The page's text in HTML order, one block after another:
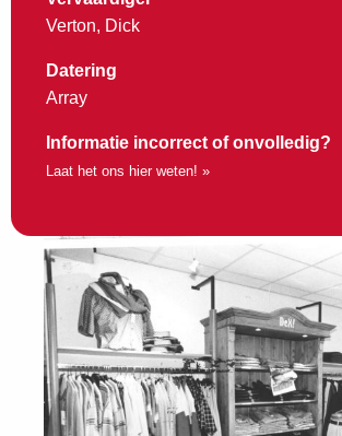
Verton, Dick
Datering
Array
Informatie incorrect of onvolledig?
Laat het ons hier weten! »